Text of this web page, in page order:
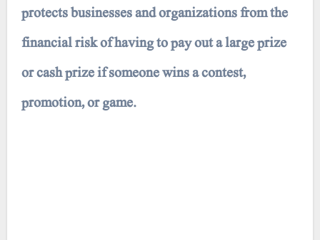
protects businesses and organizations from the
financial risk of having to pay out a large prize
or cash prize if someone wins a contest,
promotion, or game.